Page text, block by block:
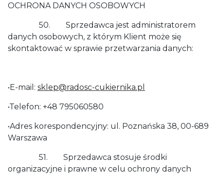
OCHRONA DANYCH OSOBOWYCH
50. Sprzedawca jest administratorem
danych osobowych, z którym Klient może się
skontaktować w sprawie przetwarzania danych:
•E-mail: sklep@radosc-cukiernika.pl
•Telefon: +48 795060580
•Adres korespondencyjny: ul. Poznańska 38, 00-689
Warszawa
51. Sprzedawca stosuje środki
organizacyjne i prawne w celu ochrony danych